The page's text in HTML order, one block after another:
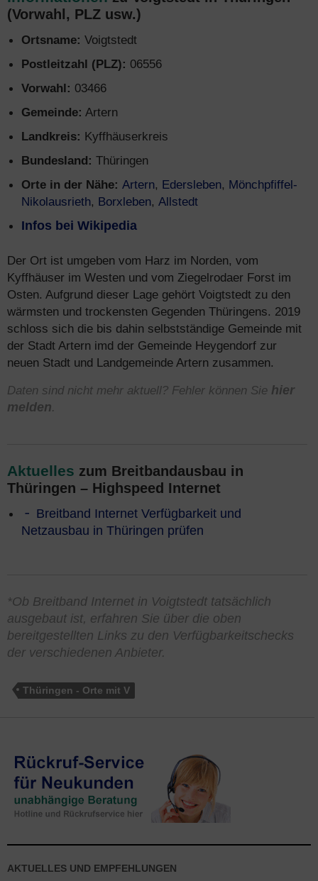
(Vorwahl, PLZ usw.)
Ortsname: Voigtstedt
Postleitzahl (PLZ): 06556
Vorwahl: 03466
Gemeinde: Artern
Landkreis: Kyffhäuserkreis
Bundesland: Thüringen
Orte in der Nähe: Artern, Edersleben, Mönchpfiffel-
Nikolausrieth, Borxleben, Allstedt
Infos bei Wikipedia
Der Ort ist umgeben vom Harz im Norden, vom
Kyffhäuser im Westen und vom Ziegelrodaer Forst im
Osten. Aufgrund dieser Lage gehört Voigtstedt zu den
wärmsten und trockensten Gegenden Thüringens. 2019
schloss sich die bis dahin selbstständige Gemeinde mit
der Stadt Artern imd der Gemeinde Heygendorf zur
neuen Stadt und Landgemeinde Artern zusammen.
Daten sind nicht mehr aktuell? Fehler können Sie hier
melden.
Aktuelles zum Breitbandausbau in
Thüringen – Highspeed Internet
Breitband Internet Verfügbarkeit und
Netzausbau in Thüringen prüfen
*Ob Breitband Internet in Voigtstedt tatsächlich
ausgebaut ist, erfahren Sie über die oben
bereitgestellten Links zu den Verfügbarkeitschecks
der verschiedenen Anbieter.
Thüringen - Orte mit V
AKTUELLES UND EMPFEHLUNGEN